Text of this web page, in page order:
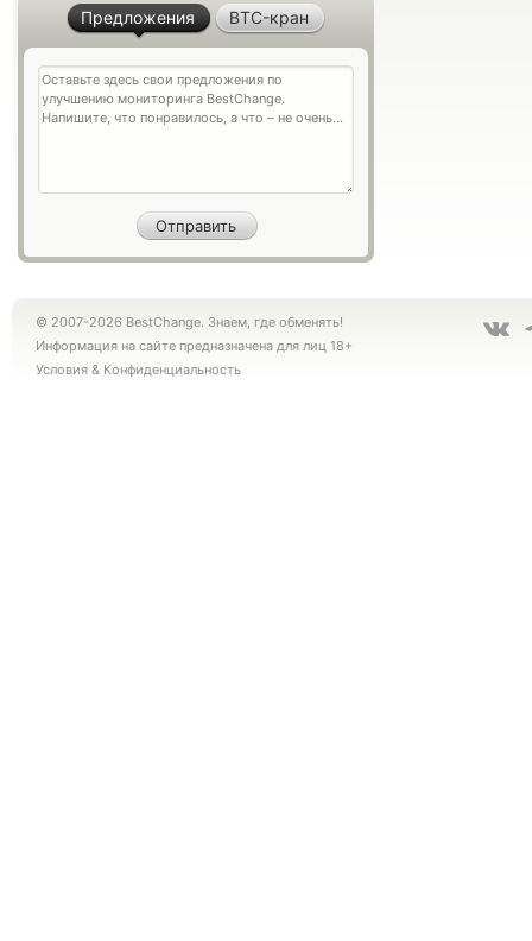
Предложения BTC-кран
© 2007-2026 BestChange. Знаем, где обменять!
Информация на сайте предназначена для лиц 18+
Условия & Конфиденциальность